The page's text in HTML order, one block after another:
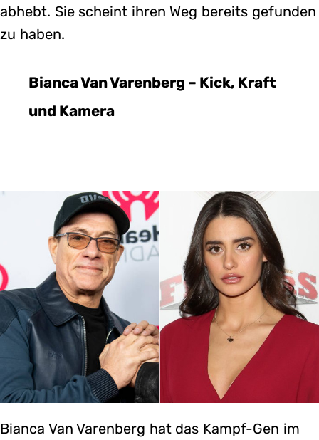
abhebt. Sie scheint ihren Weg bereits gefunden
zu haben.
Bianca Van Varenberg – Kick, Kraft
und Kamera
Bianca Van Varenberg hat das Kampf-Gen im